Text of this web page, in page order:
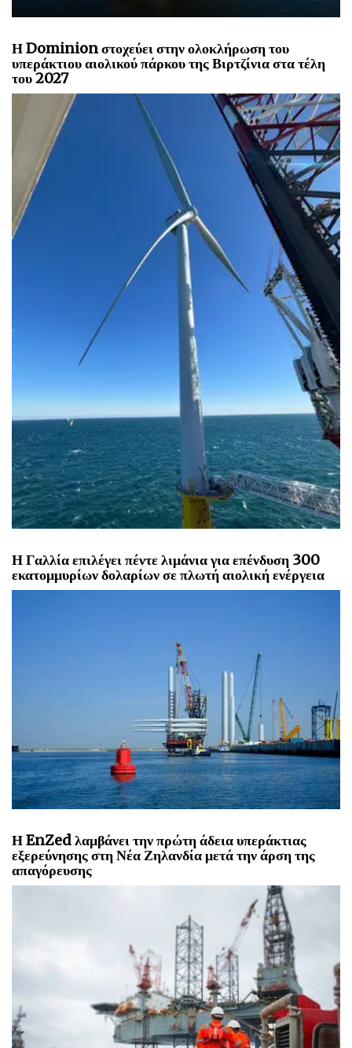
Η Dominion στοχεύει στην ολοκλήρωση του
υπεράκτιου αιολικού πάρκου της Βιρτζίνια στα τέλη
του 2027
Η Γαλλία επιλέγει πέντε λιμάνια για επένδυση 300
εκατομμυρίων δολαρίων σε πλωτή αιολική ενέργεια
Η EnZed λαμβάνει την πρώτη άδεια υπεράκτιας
εξερεύνησης στη Νέα Ζηλανδία μετά την άρση της
απαγόρευσης